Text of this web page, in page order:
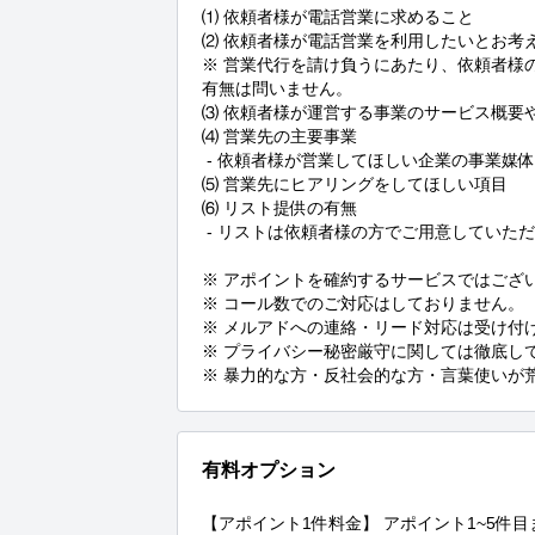
⑴ 依頼者様が電話営業に求めること
⑵ 依頼者様が電話営業を利用したいとお考
※ 営業代行を請け負うにあたり、依頼者様
有無は問いません。
⑶ 依頼者様が運営する事業のサービス概要
⑷ 営業先の主要事業
⑸ 営業先にヒアリングをしてほしい項目
⑹ リスト提供の有無
※ アポイントを確約するサービスではござ
※ コール数でのご対応はしておりません。
※ メルアドへの連絡・リード対応は受け付
※ プライバシー秘密厳守に関しては徹底し
※ 暴力的な方・反社会的な方・言葉使いが
有料オプション
【アポイント1件料金】 アポイント1~5件